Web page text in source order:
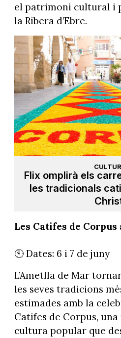
el patrimoni cultural i
la Ribera d’Ebre.
Flix omplirà els
les tradicionals
Les Catifes de
🕙 Dates: 6 i 7 de juny
L’Ametlla de Mar
les seves tradicions
estimades amb la
Catifes de Corpus,
cultura popular que